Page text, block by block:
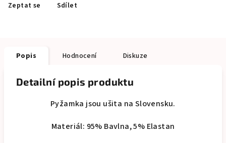
Zeptat se Sdílet
Popis Hodnocení Diskuze
Detailní popis produktu
Pyžamka jsou ušita na Slovensku.
Materiál: 95% Bavlna, 5% Elastan